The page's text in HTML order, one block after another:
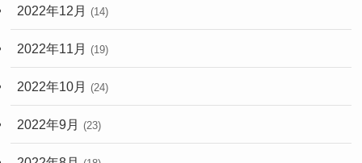
2022年12月 (14)
2022年11月 (19)
2022年10月 (24)
2022年9月 (23)